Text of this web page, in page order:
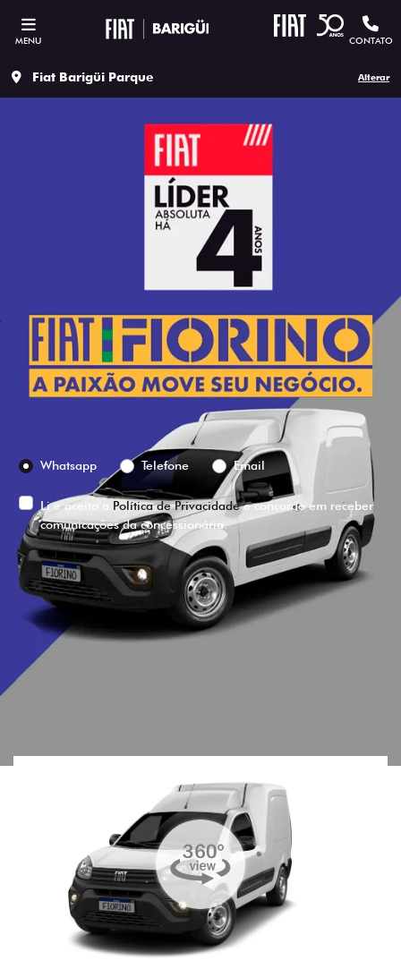
MENU CONTATO
Fiat Barigüi Parque Alterar
ESTOU INTERESSADO
Versão escolhida
Whatsapp
Telefone Email
Li e aceito a Política de Privacidadee concordo em receber
comunicações da concessionária.
ENTRAR EM CONTATO
VISUALIZE O